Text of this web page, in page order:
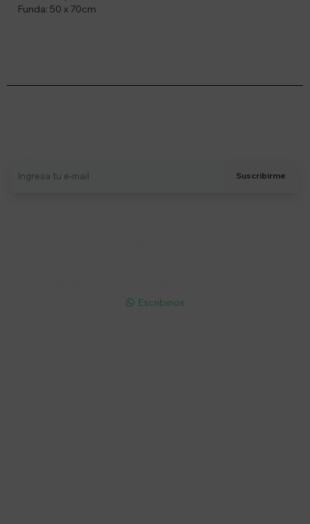
Funda: 50 x 70cm
Suscribirme
 Escribinos